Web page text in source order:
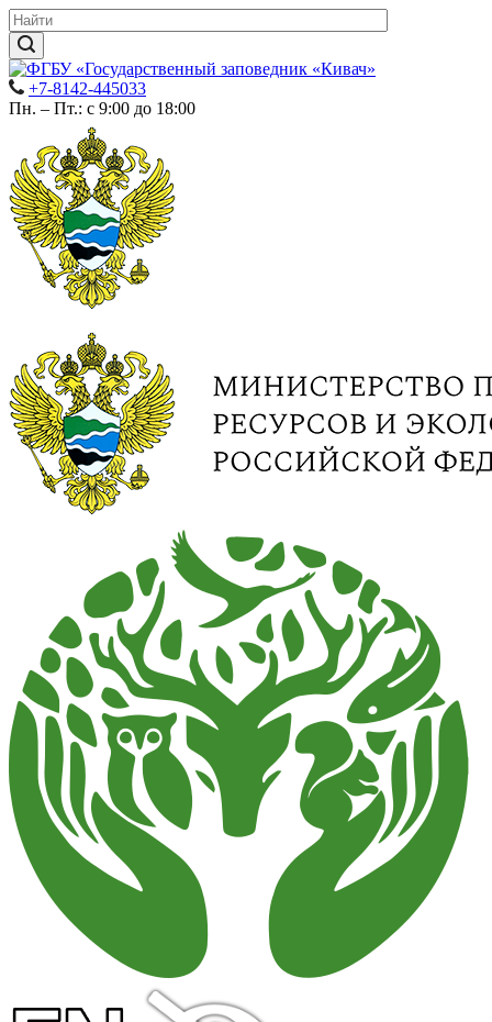
+7-8142-445033
Пн. – Пт.: с 9:00 до 18:00